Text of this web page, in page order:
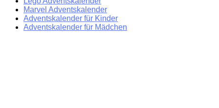
Marvel Adventskalender
Adventskalender für Kinder
Adventskalender für Mädchen